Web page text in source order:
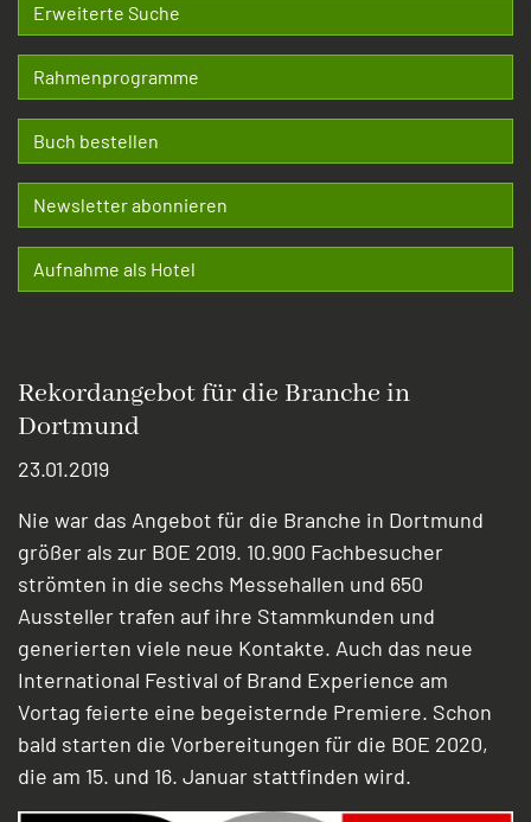
Erweiterte Suche
Rahmenprogramme
Buch bestellen
Newsletter abonnieren
Aufnahme als Hotel
Rekordangebot für die Branche in
Dortmund
23.01.2019
Nie war das Angebot für die Branche in Dortmund
größer als zur BOE 2019. 10.900 Fachbesucher
strömten in die sechs Messehallen und 650
Aussteller trafen auf ihre Stammkunden und
generierten viele neue Kontakte. Auch das neue
International Festival of Brand Experience am
Vortag feierte eine begeisternde Premiere. Schon
bald starten die Vorbereitungen für die BOE 2020,
die am 15. und 16. Januar stattfinden wird.